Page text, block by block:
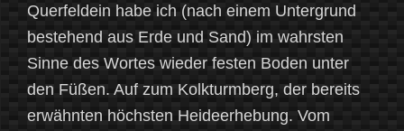
Querfeldein habe ich (nach einem Untergrund
bestehend aus Erde und Sand) im wahrsten
Sinne des Wortes wieder festen Boden unter
den Füßen. Auf zum Kolkturmberg, der bereits
erwähnten höchsten Heideerhebung. Vom